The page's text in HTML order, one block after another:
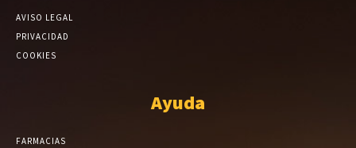
AVISO LEGAL
PRIVACIDAD
COOKIES
Ayuda
FARMACIAS